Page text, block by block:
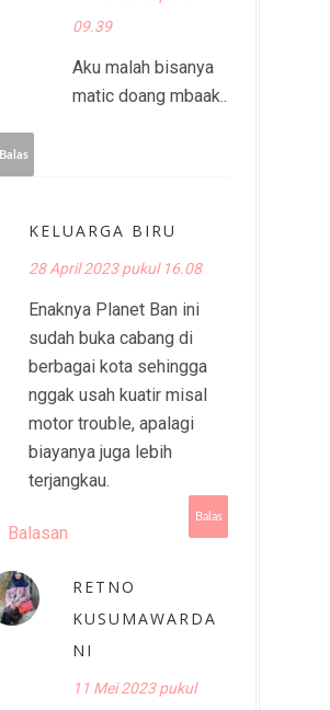
09.39
Aku malah bisanya
matic doang mbaak..
Balas
KELUARGA BIRU
28 April 2023 pukul 16.08
Enaknya Planet Ban ini
sudah buka cabang di
berbagai kota sehingga
nggak usah kuatir misal
motor trouble, apalagi
biayanya juga lebih
terjangkau.
Balas
Balasan
RETNO
KUSUMAWARDA
NI
11 Mei 2023 pukul